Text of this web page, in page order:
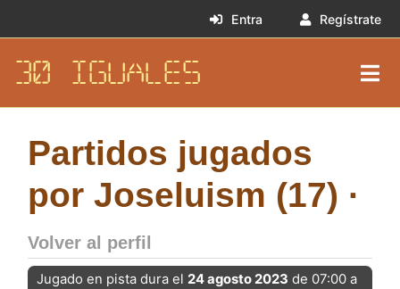
Entra Regístrate
30 IGUALES
Partidos jugados
por Joseluism (17) ·
Volver al perfil
Jugado en pista dura el 24 agosto 2023 de 07:00 a